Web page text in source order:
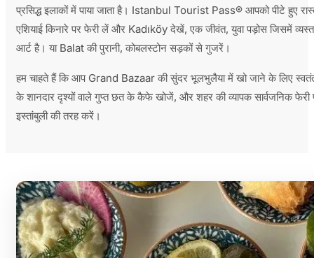
प्रसिद्ध इलाकों में पाया जाता है। Istanbul Tourist Pass® आपको पीटे हुए
एशियाई किनारे पर फेरी लें और Kadıköy देखें, एक जीवंत, युवा पड़ोस जिसमें
आर्ट है। या Balat की पुरानी, ​​कोबलस्टोन सड़कों से गुजरें।
हम चाहते हैं कि आप Grand Bazaar की सुंदर भूलभुलैया में खो जाने के लिए
के शानदार दृश्यों वाले गुप्त छत के कैफे खोजें, और शहर की व्यापक सार्वजनिक फेरी
इस्तांबुली की तरह करें।